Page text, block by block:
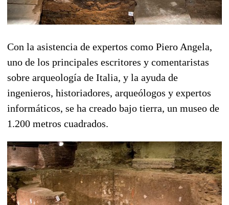
Con la asistencia de expertos como Piero Angela,
uno de los principales escritores y comentaristas
sobre arqueología de Italia, y la ayuda de
ingenieros, historiadores, arqueólogos y expertos
informáticos, se ha creado bajo tierra, un museo de
1.200 metros cuadrados.